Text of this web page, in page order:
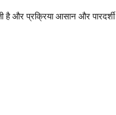
और प्रक्रिया आसान और पारदर्शी